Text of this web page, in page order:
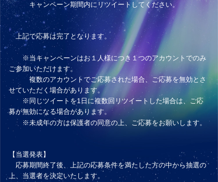
キャンペーン期間内にリツイートしてください。
上記で応募は完了となります。
※当キャンペーンはお１人様につき１つのアカウントでのみ
ご参加いただけます。
複数のアカウントでご応募された場合、ご応募を無効とさ
せていただく場合があります。
※同じツイートを1日に複数回リツイートした場合は、ご応
募が無効になる場合があります。
※未成年の方は保護者の同意の上、ご応募をお願いします。
【当選発表】
応募期間終了後、上記の応募条件を満たした方の中から抽選の
上、当選者を決定いたします。